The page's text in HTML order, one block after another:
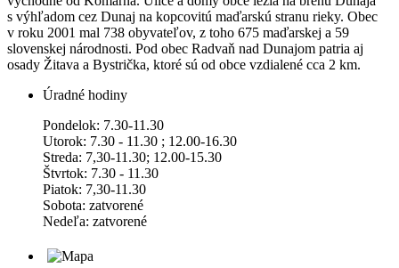
s výhľadom cez Dunaj na kopcovitú maďarskú stranu rieky. Obec
v roku 2001 mal 738 obyvateľov, z toho 675 maďarskej a 59
slovenskej národnosti. Pod obec Radvaň nad Dunajom patria aj
osady Žitava a Bystrička, ktoré sú od obce vzdialené cca 2 km.
Úradné hodiny
Pondelok: 7.30-11.30
Utorok: 7.30 - 11.30 ; 12.00-16.30
Streda: 7,30-11.30; 12.00-15.30
Štvrtok: 7.30 - 11.30
Piatok: 7,30-11.30
Sobota: zatvorené
Nedeľa: zatvorené